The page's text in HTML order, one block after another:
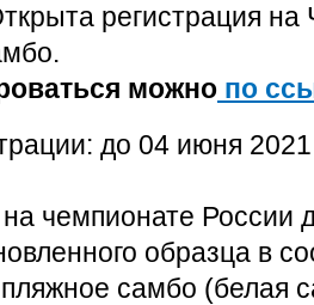
регистрация на
можно по
до 04 июня 2021
чемпионате России
образца в
самбо (белая